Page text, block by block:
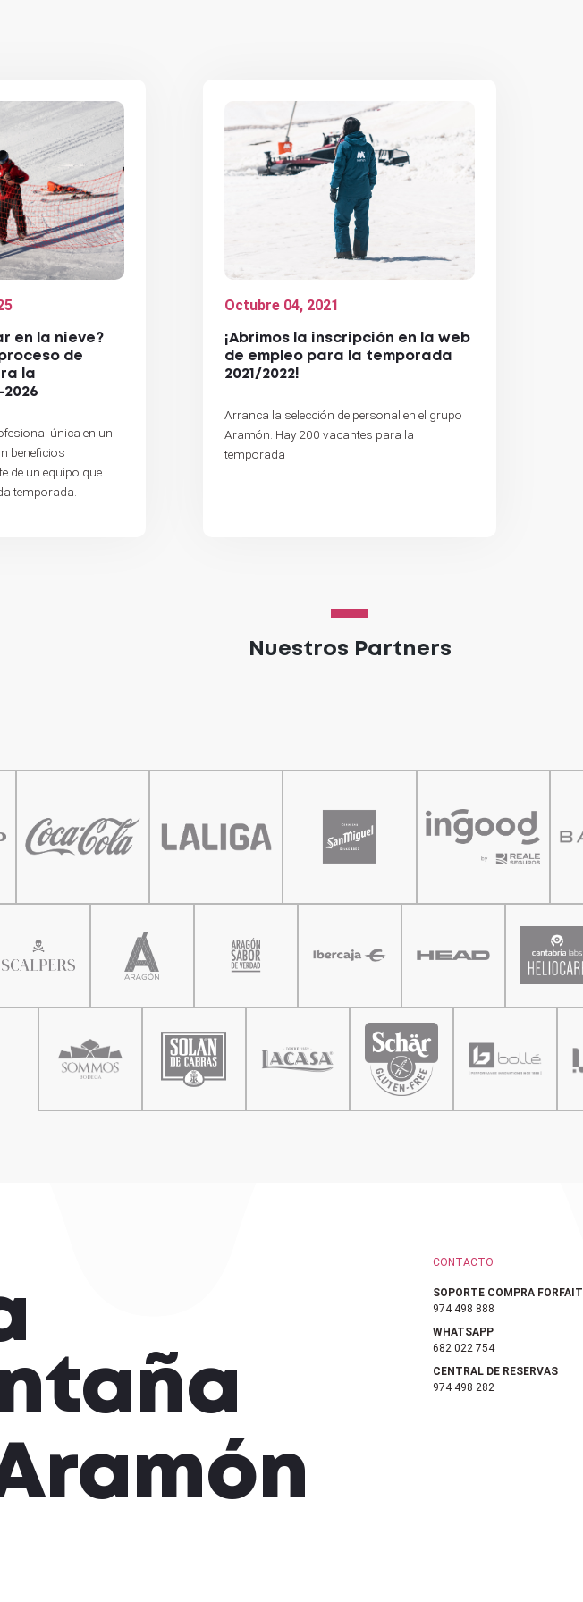
en la nieve?
de
la
única en un
beneficios
de un equipo que
temporada.
Octubre 04, 2021
¡Abrimos la inscripción en la web
de empleo para la temporada
2021/2022!
Arranca la selección de personal en el grupo
Aramón. Hay 200 vacantes para la
temporada
Nuestros Partners
CONTACTO
SOPORTE COMPRA FORFAIT
974 498 888
WHATSAPP
682 022 754
CENTRAL DE RESERVAS
974 498 282